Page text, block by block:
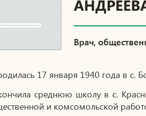
Врач,
17 января 1940 года в с.
среднюю школу в с.
и комсомольской